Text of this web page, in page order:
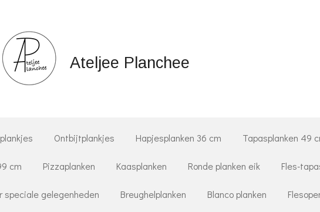
Ateljee Planchee
Ontbijtplankjes Hapjesplanken 36 cm Tapasplanken 49
cm Pizzaplanken Kaasplanken Ronde planken eik Fles-
speciale gelegenheden Breughelplanken Blanco planken